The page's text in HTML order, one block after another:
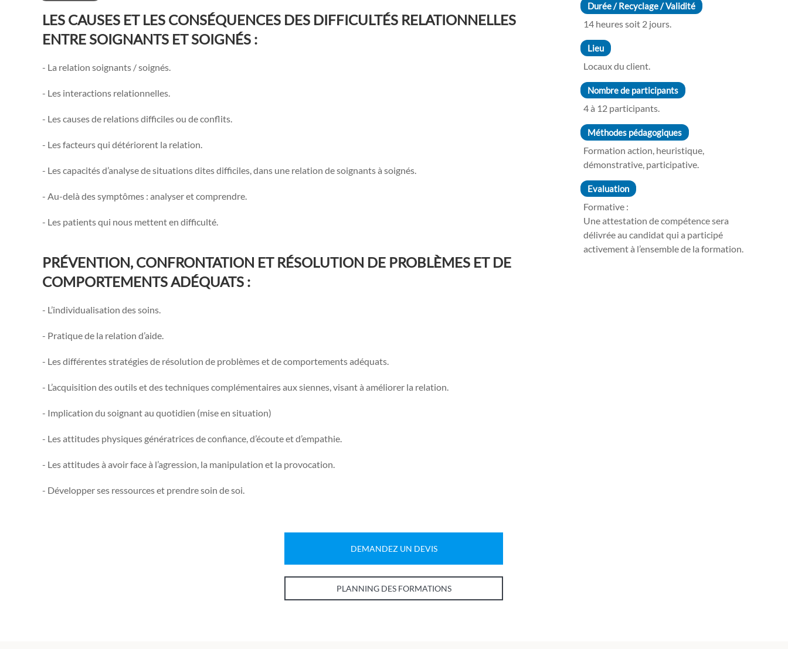
LES CAUSES ET LES CONSÉQUENCES DES DIFFICULTÉS RELATIONNELLES
ENTRE SOIGNANTS ET SOIGNÉS :
- La relation soignants / soignés.
- Les interactions relationnelles.
- Les causes de relations difficiles ou de conflits.
- Les facteurs qui détériorent la relation.
- Les capacités d’analyse de situations dites difficiles, dans une relation de soignants à soignés.
- Au-delà des symptômes : analyser et comprendre.
- Les patients qui nous mettent en difficulté.
PRÉVENTION, CONFRONTATION ET RÉSOLUTION DE PROBLÈMES ET DE
COMPORTEMENTS ADÉQUATS :
- L’individualisation des soins.
- Pratique de la relation d’aide.
- Les différentes stratégies de résolution de problèmes et de comportements adéquats.
- L’acquisition des outils et des techniques complémentaires aux siennes, visant à améliorer la relation.
- Implication du soignant au quotidien (mise en situation)
- Les attitudes physiques génératrices de confiance, d’écoute et d’empathie.
- Les attitudes à avoir face à l’agression, la manipulation et la provocation.
- Développer ses ressources et prendre soin de soi.
Durée / Recyclage / Validité
14 heures soit 2 jours.
Lieu
Locaux du client.
Nombre de participants
4 à 12 participants.
Méthodes pédagogiques
Formation action, heuristique,
démonstrative, participative.
Evaluation
Formative :
Une attestation de compétence sera
délivrée au candidat qui a participé
activement à l’ensemble de la formation.
DEMANDEZ UN DEVIS
PLANNING DES FORMATIONS